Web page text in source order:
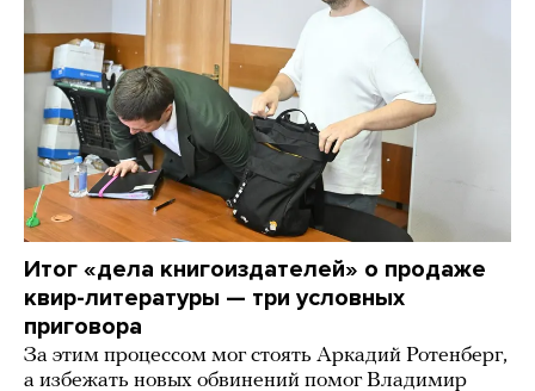
Итог «дела книгоиздателей» о продаже
квир-литературы — три условных
приговора
За этим процессом мог стоять Аркадий Ротенберг,
а избежать новых обвинений помог Владимир